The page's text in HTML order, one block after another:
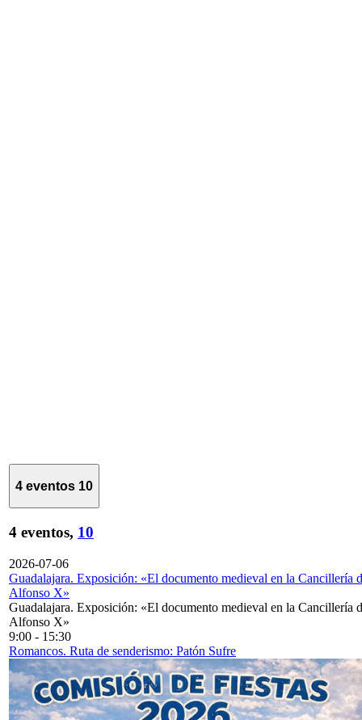
4 eventos 10
4 eventos, 10
2026-07-06
Guadalajara. Exposición: «El documento medieval en la Cancillería
Alfonso X»
Guadalajara. Exposición: «El documento medieval en la Cancillería
Alfonso X»
9:00 - 15:30
Romancos. Ruta de senderismo: Patón Sufre